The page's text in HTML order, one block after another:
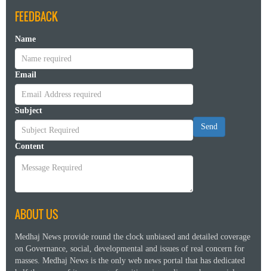
FEEDBACK
Name
Email
Subject
Content
Send
ABOUT US
Medhaj News provide round the clock unbiased and detailed coverage
on Governance, social, developmental and issues of real concern for
masses. Medhaj News is the only web news portal that has dedicated